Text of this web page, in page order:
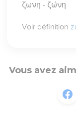
ζωνη - ζώνη
Voir définition
Vous avez